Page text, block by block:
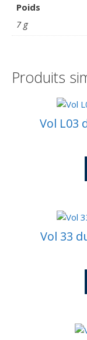
Poids
7 g
Produits
Vol L03
Vol 33